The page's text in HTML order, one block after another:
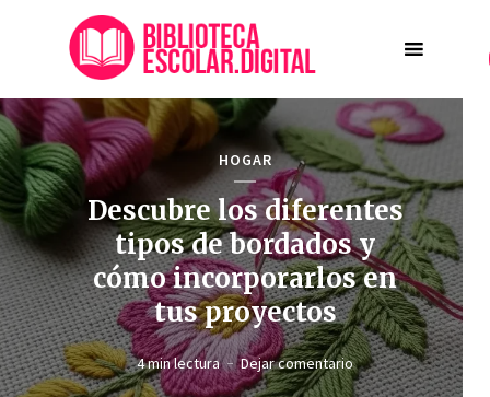
HOGAR
Descubre los diferentes
tipos de bordados y
cómo incorporarlos en
tus proyectos
4 min lectura Dejar comentario